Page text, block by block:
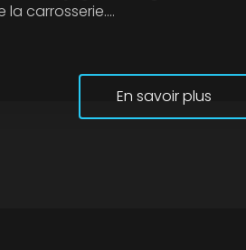
la carrosserie....
En savoir plus